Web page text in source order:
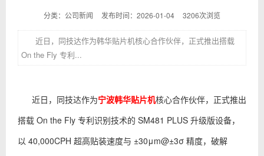
分类：公司新闻 发布时间：2026-01-04 3206次浏览
近日，同技达作为韩华贴片机核心合作伙伴，正式推出搭载
On the Fly 专利...
近日，同技达作为宁波韩华贴片机核心合作伙伴，正式推出
搭载 On the Fly 专利识别技术的 SM481 PLUS 升级版设备，
以 40,000CPH 超高贴装速度与 ±30μm@±3σ 精度，破解